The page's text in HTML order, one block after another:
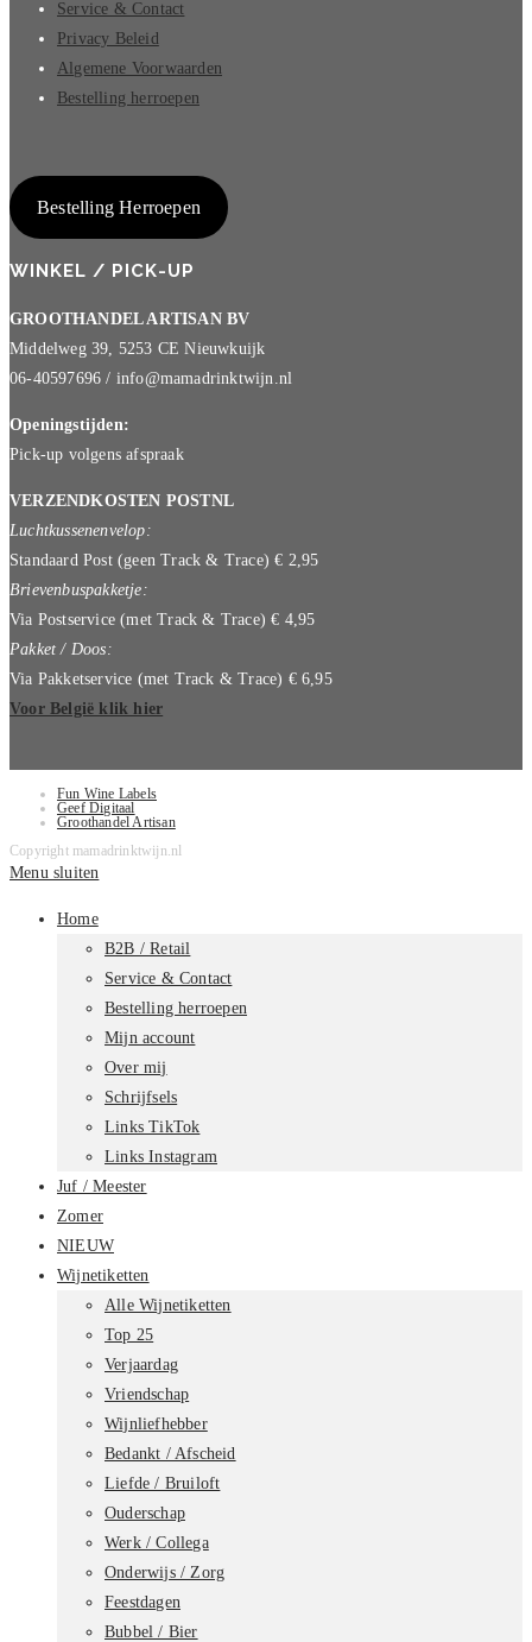
Service & Contact
Privacy Beleid
Algemene Voorwaarden
Bestelling herroepen
Bestelling Herroepen
WINKEL / PICK-UP
GROOTHANDEL ARTISAN BV
Middelweg 39, 5253 CE Nieuwkuijk
06-40597696 / info@mamadrinktwijn.nl
Openingstijden:
Pick-up volgens afspraak
VERZENDKOSTEN POSTNL
Luchtkussenenvelop:
Standaard Post (geen Track & Trace) € 2,95
Brievenbuspakketje:
Via Postservice (met Track & Trace) € 4,95
Pakket / Doos:
Via Pakketservice (met Track & Trace) € 6,95
Voor België klik hier
Fun Wine Labels
Geef Digitaal
Groothandel Artisan
Copyright mamadrinktwijn.nl
Menu sluiten
Home
B2B / Retail
Service & Contact
Bestelling herroepen
Mijn account
Over mij
Schrijfsels
Links TikTok
Links Instagram
Juf / Meester
Zomer
NIEUW
Wijnetiketten
Alle Wijnetiketten
Top 25
Verjaardag
Vriendschap
Wijnliefhebber
Bedankt / Afscheid
Liefde / Bruiloft
Ouderschap
Werk / Collega
Onderwijs / Zorg
Feestdagen
Bubbel / Bier